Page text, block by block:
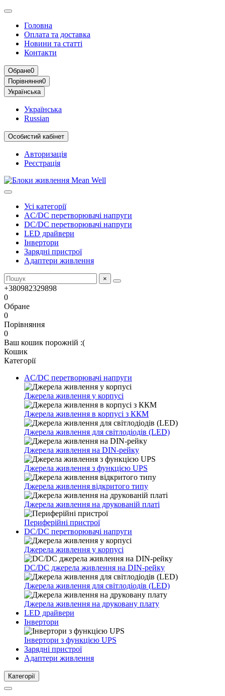
Головна
Оплата та доставка
Новини та статті
Контакти
Обране0
Порівняння0
Українська
Українська
Russian
Особистий кабінет
Авторизація
Реєстрація
Усі категорії
AC/DC перетворювачі напруги
DC/DC перетворювачі напруги
LED драйвери
Інвертори
Зарядні пристрої
Адаптери живлення
×
+380982329898
0
Обране
0
Порівняння
0
Ваш кошик порожній :(
Кошик
Категорії
AC/DC перетворювачі напруги
Джерела живлення у корпусі
Джерела живлення в корпусі з ККМ
Джерела живлення для світлодіодів (LED)
Джерела живлення на DIN-рейку
Джерела живлення з функцією UPS
Джерела живлення відкритого типу
Джерела живлення на друкованій платі
Периферійні пристрої
DC/DC перетворювачі напруги
Джерела живлення у корпусі
DC/DC джерела живлення на DIN-рейку
Джерела живлення для світлодіодів (LED)
Джерела живлення на друковану плату
LED драйвери
Інвертори
Інвертори з функцією UPS
Зарядні пристрої
Адаптери живлення
Категорії